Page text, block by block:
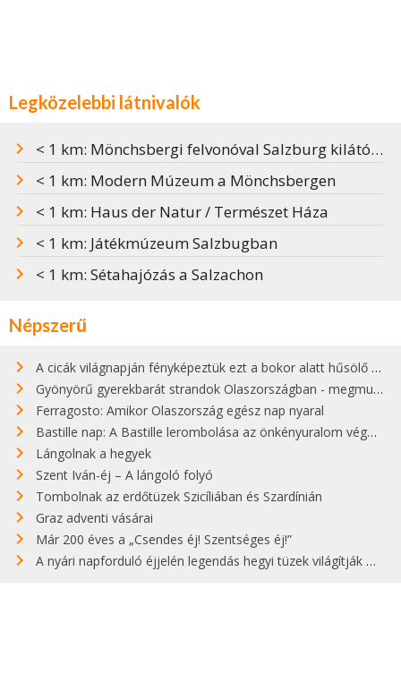
Legközelebbi látnivalók
< 1 km: Mönchsbergi felvonóval Salzburg kilátóteraszára
< 1 km: Modern Múzeum a Mönchsbergen
< 1 km: Haus der Natur / Természet Háza
< 1 km: Játékmúzeum Salzbugban
< 1 km: Sétahajózás a Salzachon
Népszerű
A cicák világnapján fényképeztük ezt a bokor alatt hűsölő cicát Kisorosziban
Gyönyörű gyerekbarát strandok Olaszországban - megmutatjuk a 15 legjobbat
Ferragosto: Amikor Olaszország egész nap nyaral
Bastille nap: A Bastille lerombolása az önkényuralom végét jelentette
Lángolnak a hegyek
Szent Iván-éj – A lángoló folyó
Tombolnak az erdőtüzek Szicíliában és Szardínián
Graz adventi vásárai
Már 200 éves a „Csendes éj! Szentséges éj!”
A nyári napforduló éjjelén legendás hegyi tüzek világítják meg Zugspitzét